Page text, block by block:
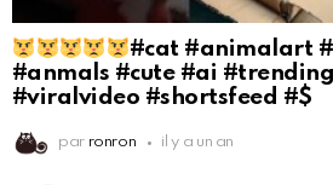
#cat #animalart
#anmals #cute #ai
#viralvideo #shortsfeed #$
par ronron il y a un an